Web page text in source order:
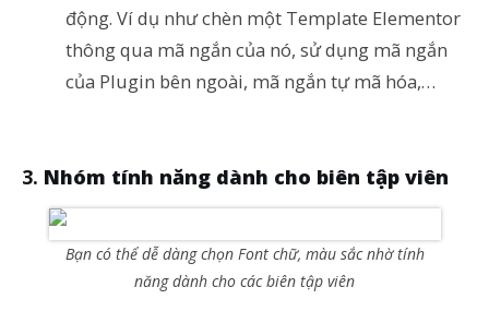
động. Ví dụ như chèn một Template Elementor
thông qua mã ngắn của nó, sử dụng mã ngắn
của Plugin bên ngoài, mã ngắn tự mã hóa,…
Nhóm tính năng dành cho biên tập viên
Bạn có thể dễ dàng chọn Font chữ, màu sắc nhờ tính
năng dành cho các biên tập viên